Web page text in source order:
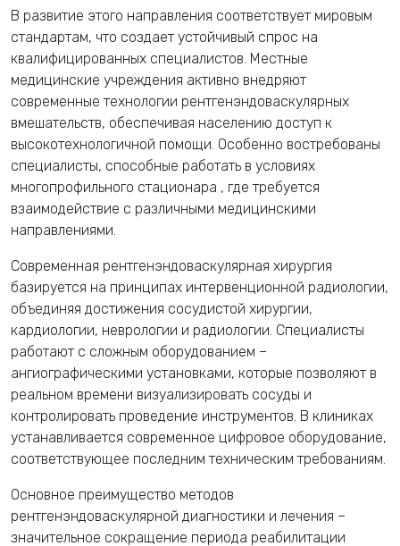
В развитие этого направления соответствует мировым
стандартам, что создает устойчивый спрос на
квалифицированных специалистов. Местные
медицинские учреждения активно внедряют
современные технологии рентгенэндоваскулярных
вмешательств, обеспечивая населению доступ к
высокотехнологичной помощи. Особенно востребованы
специалисты, способные работать в условиях
многопрофильного стационара , где требуется
взаимодействие с различными медицинскими
направлениями.
Современная рентгенэндоваскулярная хирургия
базируется на принципах интервенционной радиологии,
объединяя достижения сосудистой хирургии,
кардиологии, неврологии и радиологии. Специалисты
работают с сложным оборудованием –
ангиографическими установками, которые позволяют в
реальном времени визуализировать сосуды и
контролировать проведение инструментов. В клиниках
устанавливается современное цифровое оборудование,
соответствующее последним техническим требованиям.
Основное преимущество методов
рентгенэндоваскулярной диагностики и лечения –
значительное сокращение периода реабилитации